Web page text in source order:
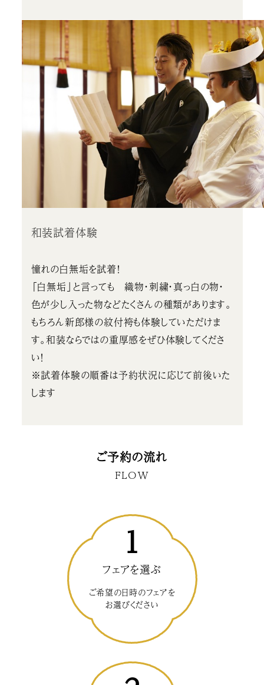
和装試着体験
憧れの白無垢を試着！
「白無垢」と言っても 織物・刺繍・真っ白の物・
色が少し入った物などたくさんの種類があります。
もちろん新郎様の紋付袴も体験していただけま
す。和装ならではの重厚感をぜひ体験してくださ
い！
※試着体験の順番は予約状況に応じて前後いた
します
ご予約の流れ
FLOW
1
フェアを選ぶ
ご希望の日時のフェアを
お選びください